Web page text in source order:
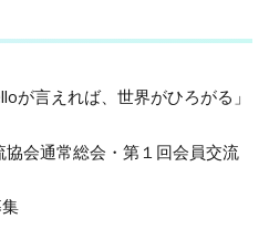
が言えれば、世界がひろがる」
会通常総会・第１回会員交流